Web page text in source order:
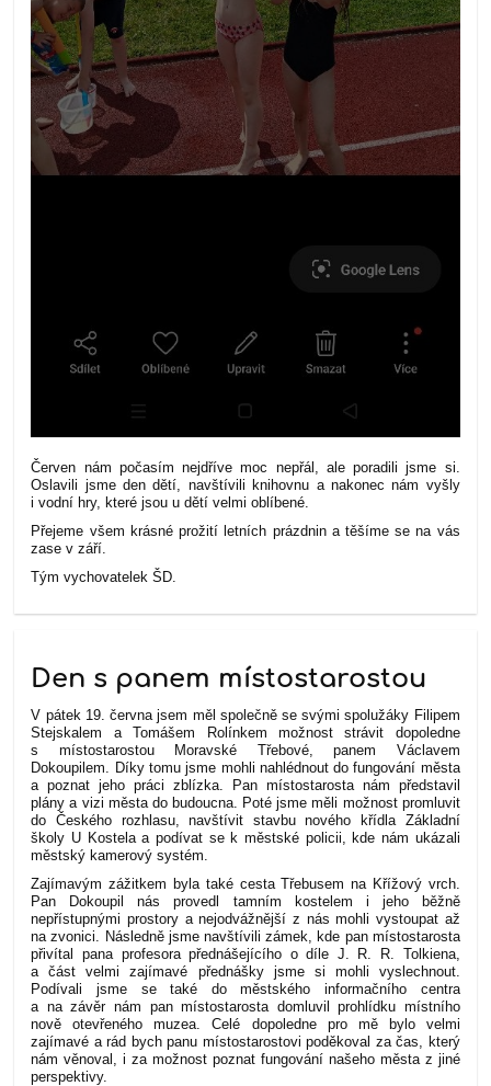
Červen nám počasím nejdříve moc nepřál, ale poradili jsme si.
Oslavili jsme den dětí, navštívili knihovnu a nakonec nám vyšly
i vodní hry, které jsou u dětí velmi oblíbené.
Přejeme všem krásné prožití letních prázdnin a těšíme se na vás
zase v září.
Tým vychovatelek ŠD.
Den s panem místostarostou
V pátek 19. června jsem měl společně se svými spolužáky Filipem
Stejskalem a Tomášem Rolínkem možnost strávit dopoledne
s místostarostou Moravské Třebové, panem Václavem
Dokoupilem. Díky tomu jsme mohli nahlédnout do fungování města
a poznat jeho práci zblízka.
Pan místostarosta nám představil
plány a vizi města do budoucna. Poté jsme měli možnost promluvit
do Českého rozhlasu, navštívit stavbu nového křídla Základní
školy U Kostela a podívat se k městské policii, kde nám ukázali
městský kamerový systém.
Zajímavým zážitkem byla také cesta Třebusem na Křížový vrch.
Pan Dokoupil nás provedl tamním kostelem i jeho běžně
nepřístupnými prostory a nejodvážnější z nás mohli vystoupat až
na zvonici.
Následně jsme navštívili zámek, kde pan místostarosta
přivítal pana profesora přednášejícího o díle J. R. R. Tolkiena,
a část velmi zajímavé přednášky jsme si mohli vyslechnout.
Podívali jsme se také do městského informačního centra
a na závěr nám pan místostarosta domluvil prohlídku místního
nově otevřeného muzea.Celé dopoledne pro mě bylo velmi
zajímavé a rád bych panu místostarostovi poděkoval za čas, který
nám věnoval, i za možnost poznat fungování našeho města z jiné
perspektivy.